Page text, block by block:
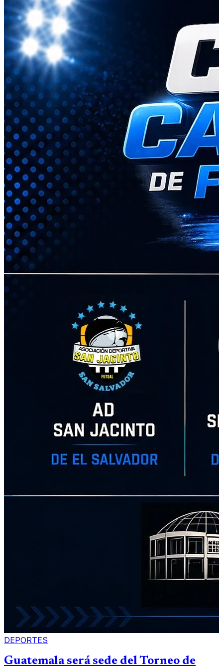
DEPORTES
Guatemala será sede del Torneo de